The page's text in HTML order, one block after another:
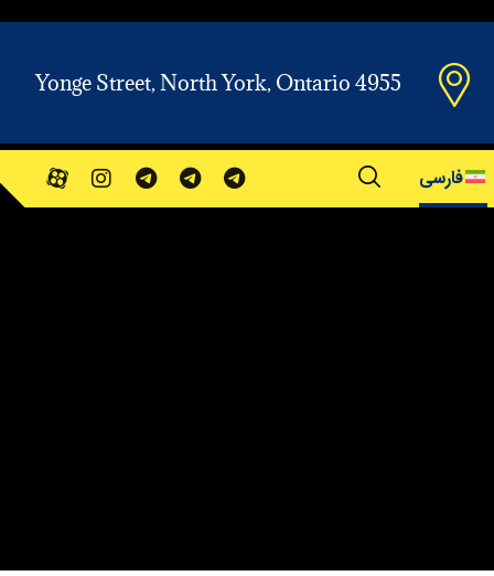
Yonge Street, North York, Ontario 4955
فارسی